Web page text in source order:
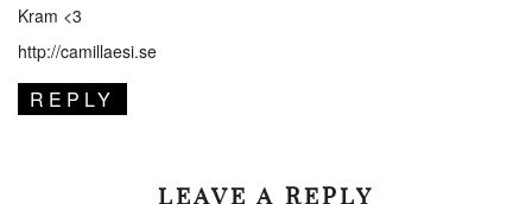
Kram <3
http://camillaesi.se
REPLY
LEAVE A REPLY